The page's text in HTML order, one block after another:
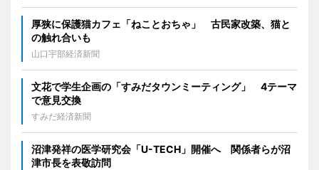
厚狭に保護猫カフェ「ねことおちゃ」 古民家改築、猫と
の触れ合いも
山口宇部経済新聞
文花で学生企画の「すみだタウンミーティング」 4テーマ
で意見交換
すみだ経済新聞
沼津発祥の医学研究会「U-TECH」開催へ 関係者らが沼
津市長を表敬訪問